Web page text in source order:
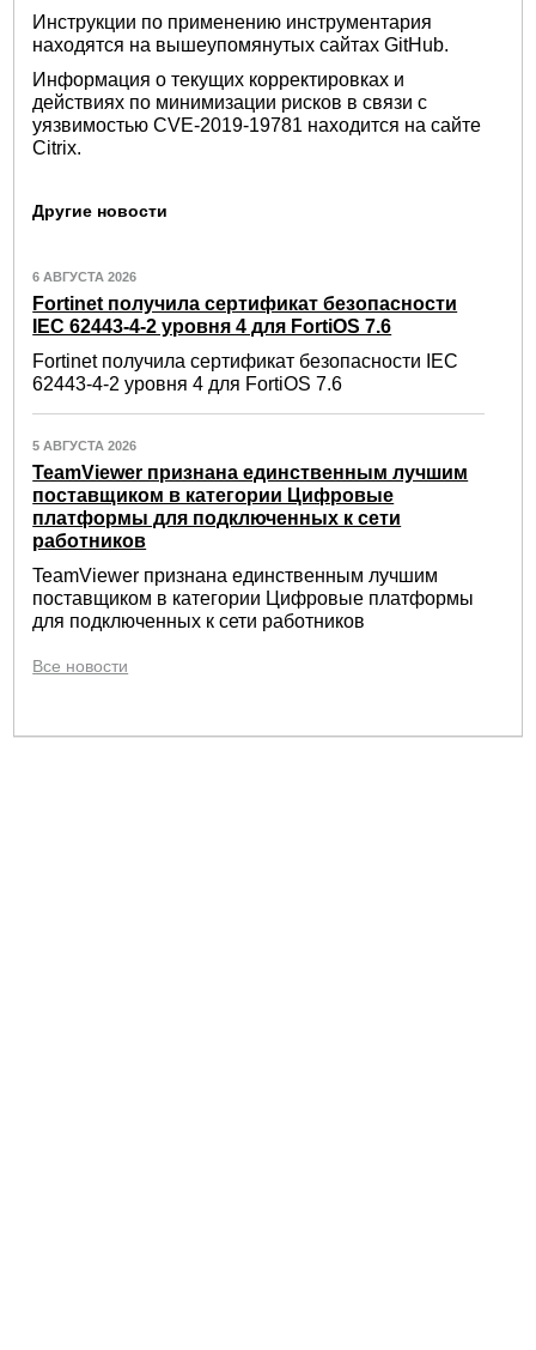
Инструкции по применению инструментария
находятся на вышеупомянутых сайтах GitHub.
Информация о текущих корректировках и
действиях по минимизации рисков в связи с
уязвимостью CVE-2019-19781 находится на сайте
Citrix.
Другие новости
6 АВГУСТА 2026
Fortinet получила сертификат безопасности
IEC 62443-4-2 уровня 4 для FortiOS 7.6
Fortinet получила сертификат безопасности IEC
62443-4-2 уровня 4 для FortiOS 7.6
5 АВГУСТА 2026
TeamViewer признана единственным лучшим
поставщиком в категории Цифровые
платформы для подключенных к сети
работников
TeamViewer признана единственным лучшим
поставщиком в категории Цифровые платформы
для подключенных к сети работников
Все новости